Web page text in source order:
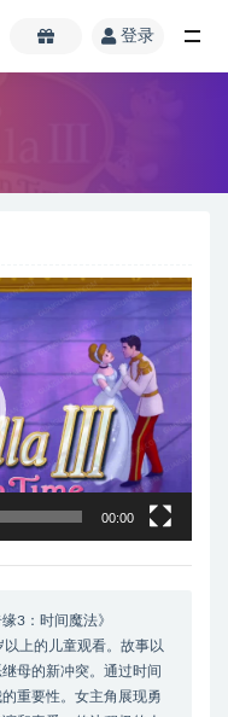
登录
00:00
3：时间魔法》
以上的儿童观看。故事以
母的新冲突。通过时间
重要性。女主角展现勇